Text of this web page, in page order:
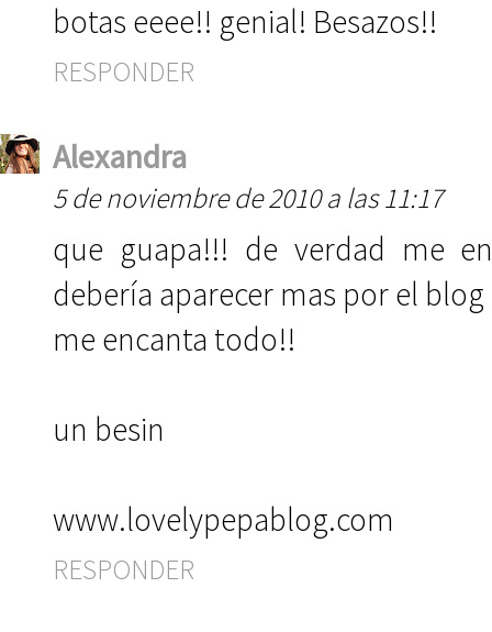
botas eeee!! genial! Besazos!!
RESPONDER
Alexandra
5 de noviembre de 2010 a las 11:17
que guapa!!! de verdad me
debería aparecer mas por el blog
me encanta todo!!
un besin
www.lovelypepablog.com
RESPONDER